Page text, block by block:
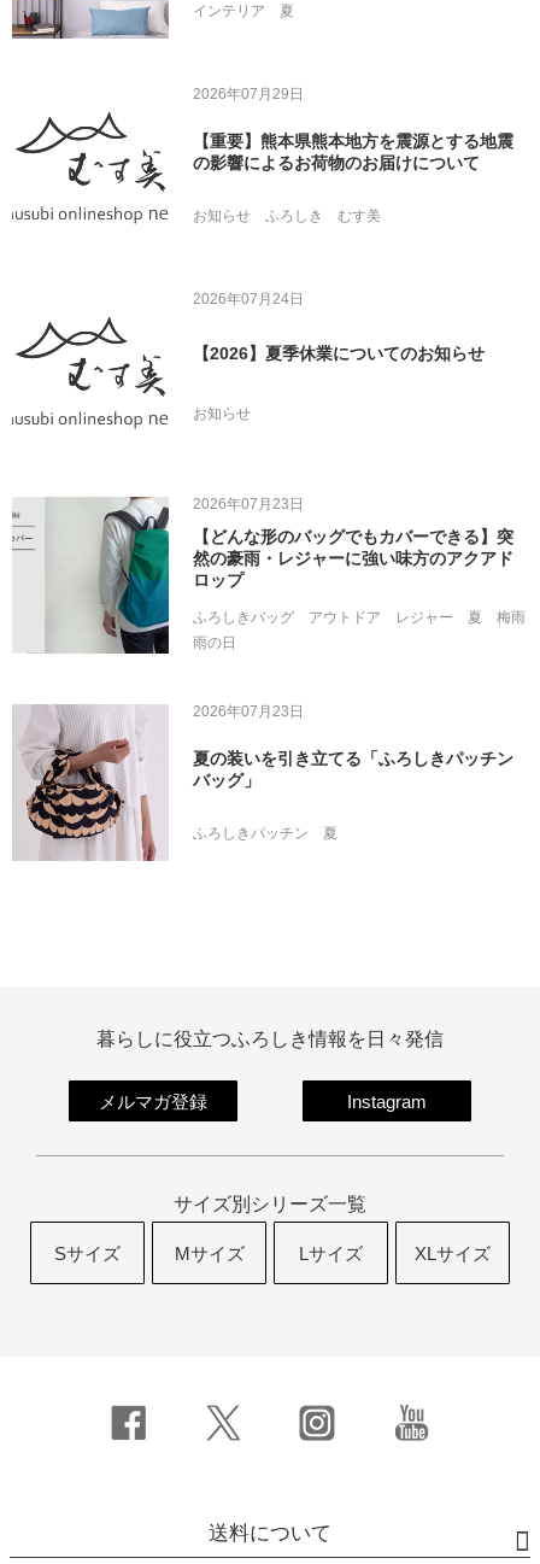
インテリア 夏
2026年07月29日
【重要】熊本県熊本地方を震源とする地震
の影響によるお荷物のお届けについて
お知らせ ふろしき むす美
2026年07月24日
【2026】夏季休業についてのお知らせ
お知らせ
2026年07月23日
【どんな形のバッグでもカバーできる】突
然の豪雨・レジャーに強い味方のアクアド
ロップ
ふろしきバッグ アウトドア レジャー 夏
梅雨
雨の日
2026年07月23日
夏の装いを引き立てる「ふろしきパッチン
バッグ」
ふろしきパッチン 夏
暮らしに役立つふろしき情報を日々発信
メルマガ登録 Instagram
サイズ別シリーズ一覧
Sサイズ Mサイズ Lサイズ XLサイズ
送料について